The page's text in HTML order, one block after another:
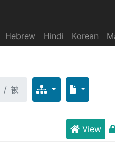
Hebrew Hindi Korean
被
View